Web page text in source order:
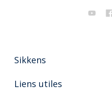
Sikkens
A propos de Sikkens
Liens utiles